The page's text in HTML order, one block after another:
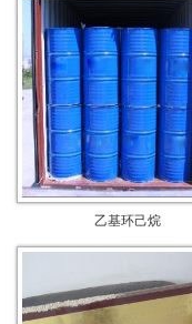
乙基环己烷